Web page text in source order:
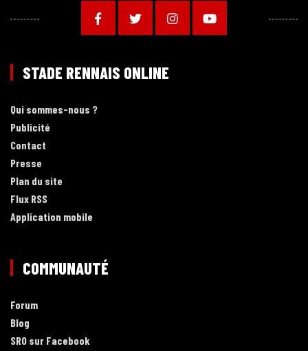
STADE RENNAIS ONLINE
Qui sommes-nous ?
Publicité
Contact
Presse
Plan du site
Flux RSS
Application mobile
COMMUNAUTÉ
Forum
Blog
SRO sur Facebook